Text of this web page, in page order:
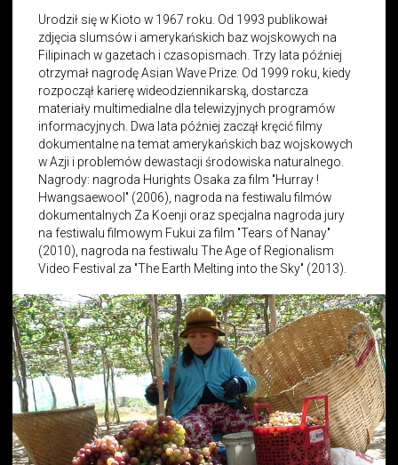
Urodził się w Kioto w 1967 roku. Od 1993 publikował
zdjęcia slumsów i amerykańskich baz wojskowych na
Filipinach w gazetach i czasopismach. Trzy lata później
otrzymał nagrodę Asian Wave Prize. Od 1999 roku, kiedy
rozpoczął karierę wideodziennikarską, dostarcza
materiały multimedialne dla telewizyjnych programów
informacyjnych. Dwa lata później zaczął kręcić filmy
dokumentalne na temat amerykańskich baz wojskowych
w Azji i problemów dewastacji środowiska naturalnego.
Nagrody: nagroda Hurights Osaka za film "Hurray !
Hwangsaewool" (2006), nagroda na festiwalu filmów
dokumentalnych Za Koenji oraz specjalna nagroda jury
na festiwalu filmowym Fukui za film "Tears of Nanay"
(2010), nagroda na festiwalu The Age of Regionalism
Video Festival za "The Earth Melting into the Sky" (2013).